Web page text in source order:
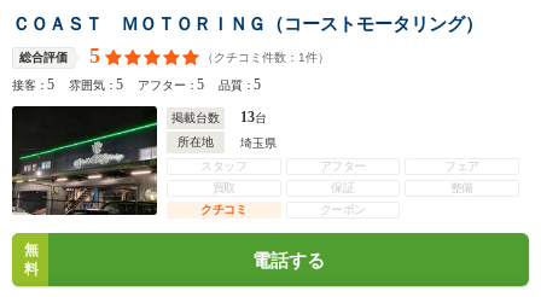
ＣＯＡＳＴ ＭＯＴＯＲＩＮＧ（コーストモータリング）
総合評価 5 （クチコミ件数： 1件）
接客：5 雰囲気：5 アフター：5 品質：5
掲載台数 13台
所在地
埼玉県
スタッフ
アフター
フェア
買取
保証
整備
クチコミ
クーポン
無
料
電話する